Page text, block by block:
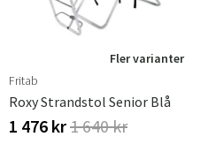
Fler varianter
Fritab
Roxy Strandstol Senior Blå
1 476 kr1 640 kr